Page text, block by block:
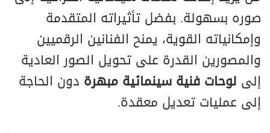
صوره بسهولة. بفضل تأثيراته المتقدمة
وإمكانياته القوية، يمنح الفنانين الرقميين
والمصورين القدرة على تحويل الصور العادية
إلى لوحات فنية سينمائية مبهرة دون الحاجة
إلى عمليات تعديل معقدة.